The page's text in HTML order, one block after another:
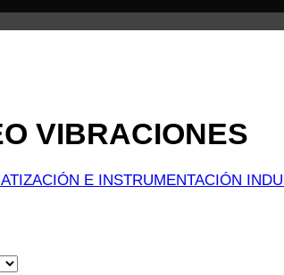
VIBRACIONES
E INSTRUMENTACIÓN